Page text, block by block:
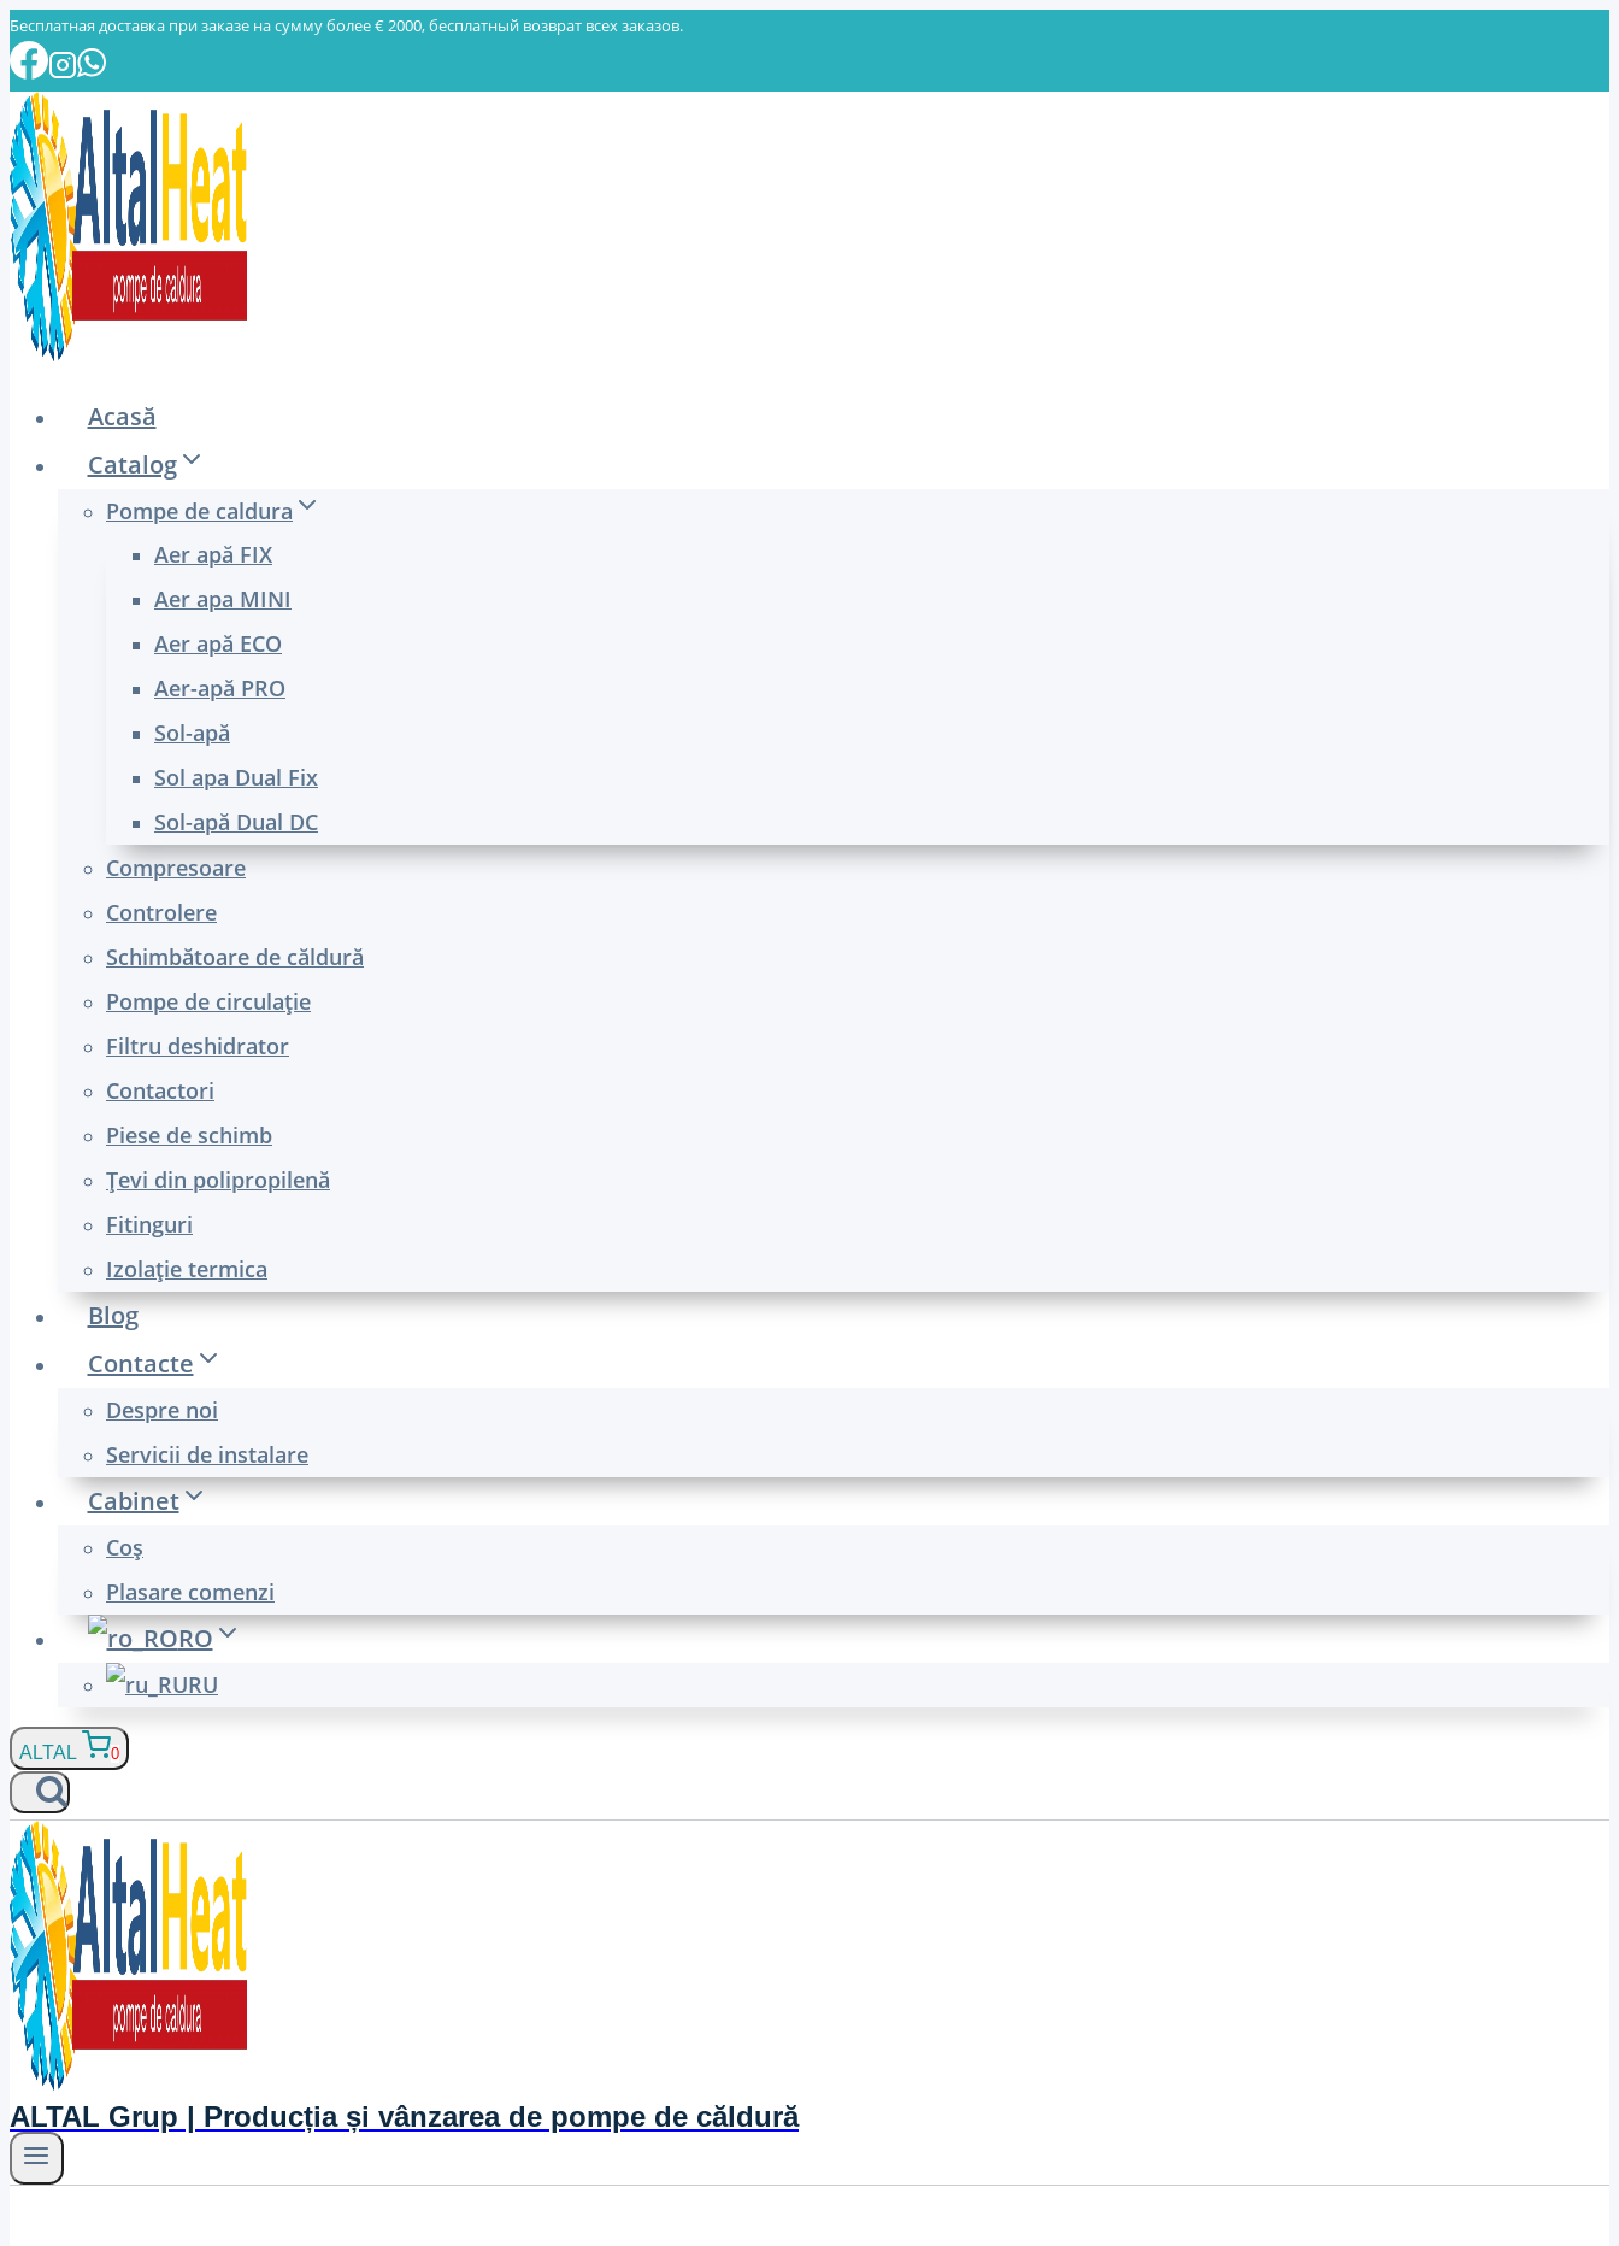
Skip
to
content
Бесплатная доставка при заказе на сумму более € 2000, бесплатный возврат всех заказов.
Acasă
Catalog
Pompe de caldura
Aer apă FIX
Aer apa MINI
Aer apă ECO
Aer-apă PRO
Sol-apă
Sol apa Dual Fix
Sol-apă Dual DC
Compresoare
Controlere
Schimbătoare de căldură
Pompe de circulație
Filtru deshidrator
Contactori
Piese de schimb
Țevi din polipropilenă
Fitinguri
Izolație termica
Blog
Contacte
Despre noi
Servicii de instalare
Cabinet
Coş
Plasare comenzi
RO
RU
ALTAL 0
ALTAL Grup | Producția și vânzarea de pompe de căldură